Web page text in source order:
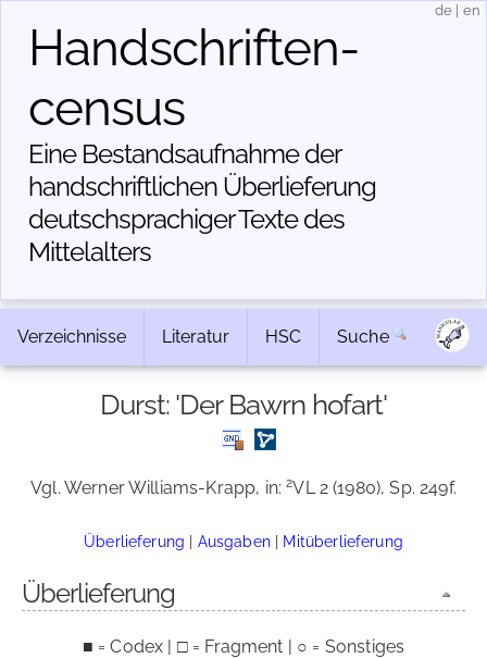
Handschriften­
census
Eine Bestandsaufnahme der
handschriftlichen Über­lieferung
deutschsprachiger Texte des
Mittelalters
de en
Verzeichnisse Literatur HSC Suche
Durst: 'Der Bawrn hofart'
Vgl. Werner Williams-Krapp, in:2VL 2 (1980), Sp. 249f.
Überlieferung | Ausgaben| Mitüberlieferung
Überlieferung
■ = Codex | □ = Fragment | ○ = Sonstiges